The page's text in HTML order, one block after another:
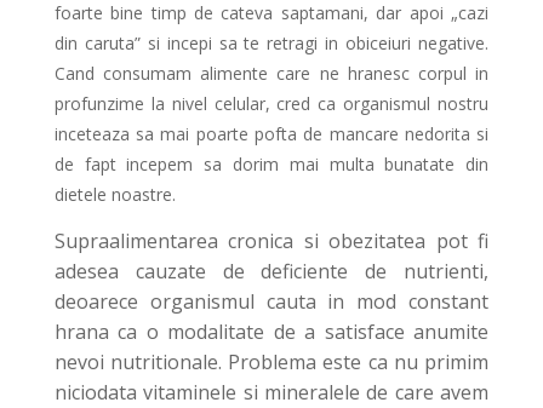
foarte bine timp de cateva saptamani, dar apoi „cazi
din caruta” si incepi sa te retragi in obiceiuri negative.
Cand consumam alimente care ne hranesc corpul in
profunzime la nivel celular, cred ca organismul nostru
inceteaza sa mai poarte pofta de mancare nedorita si
de fapt incepem sa dorim mai multa bunatate din
dietele noastre.
Supraalimentarea cronica si obezitatea pot fi
adesea cauzate de deficiente de nutrienti,
deoarece organismul cauta in mod constant
hrana ca o modalitate de a satisface anumite
nevoi nutritionale. Problema este ca nu primim
niciodata vitaminele si mineralele de care avem